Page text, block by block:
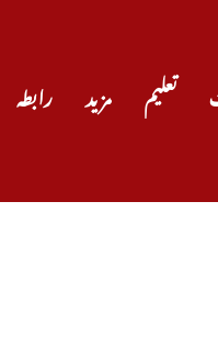
رابطہ مزید تعلیم